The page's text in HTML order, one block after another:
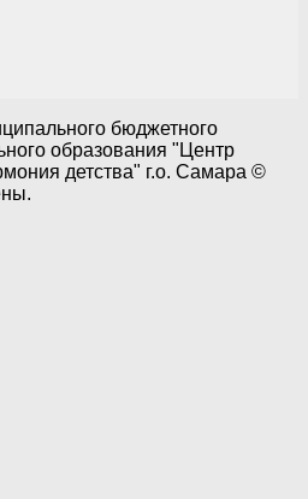
бюджетного
образования "Центр
детства" г.о. Самара ©